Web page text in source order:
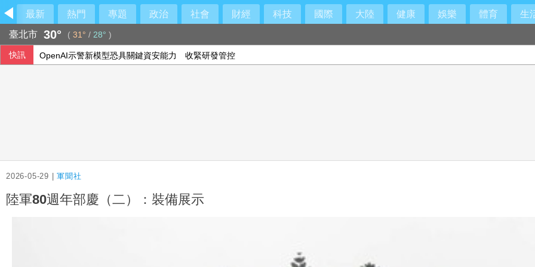
最新 熱門 專題 政治 社會 財經 科技 國際 大陸 健康 娛樂 體育
生
臺北市 30° ( 31° / 28° )
快訊 OpenAI示警新模型恐具關鍵資安能力 收緊研發管控
2026-05-29 |軍聞社
陸軍80週年部慶（二）：裝備展示